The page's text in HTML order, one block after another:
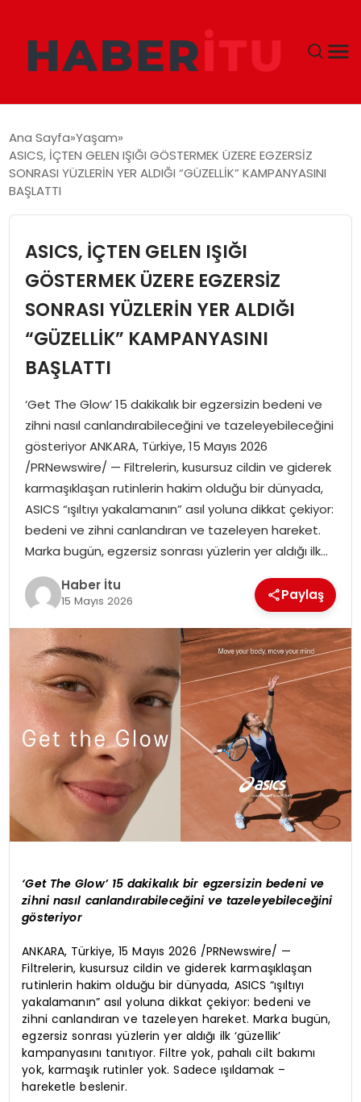
DÜNYA
SIYASET
TEKNOLOJI
EĞITIM
MAGAZIN
SPOR
YAŞAM
Ana Sayfa Yaşam
ASICS, İÇTEN GELEN IŞIĞI GÖSTERMEK ÜZERE EGZERSİZ
SONRASI YÜZLERİN YER ALDIĞI “GÜZELLİK” KAMPANYASINI
BAŞLATTI
ASICS, İÇTEN GELEN IŞIĞI
GÖSTERMEK ÜZERE EGZERSİZ
SONRASI YÜZLERİN YER ALDIĞI
“GÜZELLİK” KAMPANYASINI
BAŞLATTI
‘Get The Glow’ 15 dakikalık bir egzersizin bedeni ve
zihni nasıl canlandırabileceğini ve tazeleyebileceğini
gösteriyor ANKARA, Türkiye, 15 Mayıs 2026
/PRNewswire/ — Filtrelerin, kusursuz cildin ve giderek
karmaşıklaşan rutinlerin hakim olduğu bir dünyada,
ASICS “ışıltıyı yakalamanın” asıl yoluna dikkat çekiyor:
bedeni ve zihni canlandıran ve tazeleyen hareket.
Marka bugün, egzersiz sonrası yüzlerin yer aldığı ilk…
Haber İtu
15 Mayıs 2026 Paylaş
‘Get The Glow’ 15 dakikalık bir egzersizin bedeni ve
zihni nasıl canlandırabileceğini ve tazeleyebileceğini
gösteriyor
ANKARA, Türkiye, 15 Mayıs 2026 /PRNewswire/ —
Filtrelerin, kusursuz cildin ve giderek karmaşıklaşan
rutinlerin hakim olduğu bir dünyada, ASICS “ışıltıyı
yakalamanın” asıl yoluna dikkat çekiyor: bedeni ve
zihni canlandıran ve tazeleyen hareket. Marka bugün,
egzersiz sonrası yüzlerin yer aldığı ilk ‘güzellik’
kampanyasını tanıtıyor. Filtre yok, pahalı cilt bakımı
yok, karmaşık rutinler yok. Sadece ışıldamak –
hareketle beslenir.